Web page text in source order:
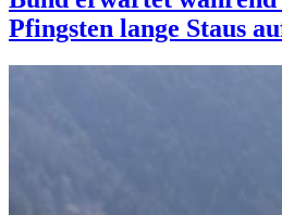
Pfingsten lange Staus